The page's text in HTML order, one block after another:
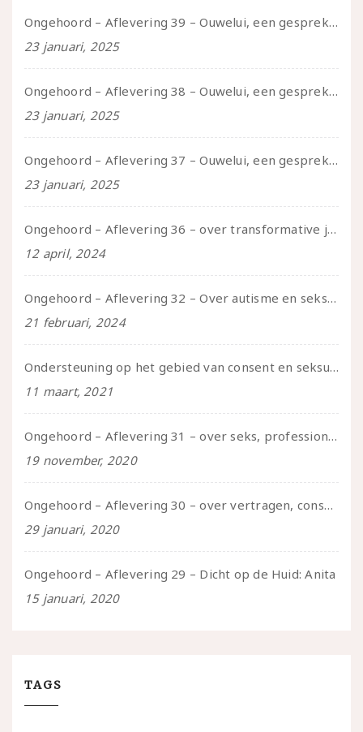
Ongehoord – Aflevering 39 – Ouwelui, een gesprek met Pepijn en Ivo over hun regenbooggezin, eigenzinnig ouder worden en Cruise Control
23 januari, 2025
Ongehoord – Aflevering 38 – Ouwelui, een gesprek met vreer over behoefte aan geborgenheid en het behouden van je idealen
23 januari, 2025
Ongehoord – Aflevering 37 – Ouwelui, een gesprek met non over seksualiteit, transitie en ageism
23 januari, 2025
Ongehoord – Aflevering 36 – over transformative justice – in gesprek met Ella en carson
12 april, 2024
Ongehoord – Aflevering 32 – Over autisme en seksualiteit – in gesprek met Roos Reijbroek
21 februari, 2024
Ondersteuning op het gebied van consent en seksualiteit
11 maart, 2021
Ongehoord – Aflevering 31 – over seks, professioneel en persoonlijk, een gesprek met Marije
19 november, 2020
Ongehoord – Aflevering 30 – over vertragen, consent en negatieve gevoelens met Meg-John Barker
29 januari, 2020
Ongehoord – Aflevering 29 – Dicht op de Huid: Anita
15 januari, 2020
TAGS